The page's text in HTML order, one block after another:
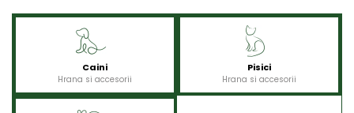
Caini
Hrana si accesorii
Pisici
Hrana si accesorii